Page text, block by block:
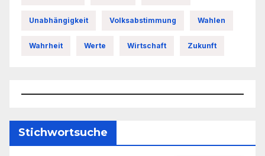
Unabhängigkeit Volksabstimmung Wahlen
Wahrheit Werte Wirtschaft Zukunft
Stichwortsuche